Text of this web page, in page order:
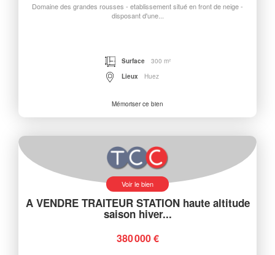
Domaine des grandes rousses - etablissement situé en front de neige -
disposant d'une...
Surface
300 m²
Lieux
Huez
Mémoriser ce bien
Voir le bien
A VENDRE TRAITEUR STATION haute altitude
saison hiver...
380 000 €